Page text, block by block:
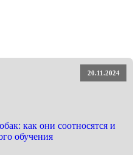
20.11.2024